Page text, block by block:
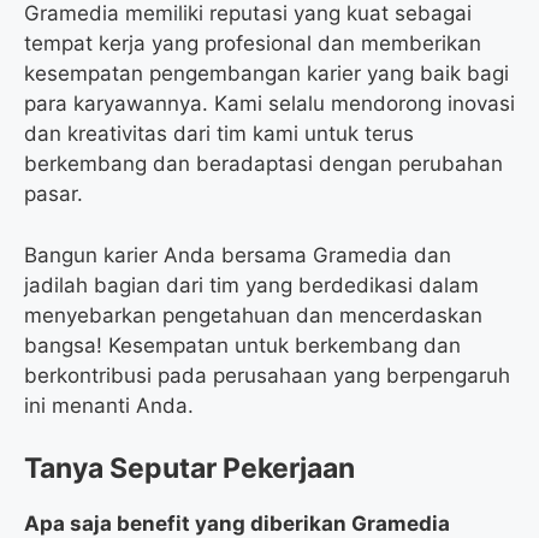
Gramedia memiliki reputasi yang kuat sebagai
tempat kerja yang profesional dan memberikan
kesempatan pengembangan karier yang baik bagi
para karyawannya. Kami selalu mendorong inovasi
dan kreativitas dari tim kami untuk terus
berkembang dan beradaptasi dengan perubahan
pasar.
Bangun karier Anda bersama Gramedia dan
jadilah bagian dari tim yang berdedikasi dalam
menyebarkan pengetahuan dan mencerdaskan
bangsa! Kesempatan untuk berkembang dan
berkontribusi pada perusahaan yang berpengaruh
ini menanti Anda.
Tanya Seputar Pekerjaan
Apa saja benefit yang diberikan Gramedia